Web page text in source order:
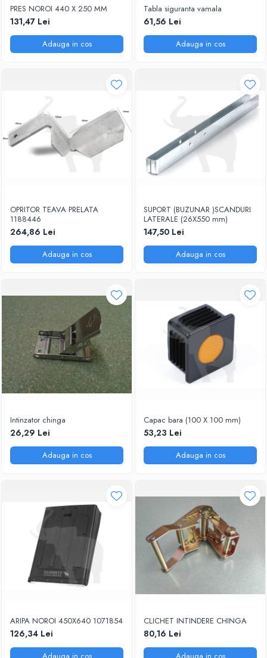
PRES NOROI 440 X 250 MM
131,47 Lei
Adauga in cos
Tabla siguranta vamala
61,56 Lei
Adauga in cos
OPRITOR TEAVA PRELATA
1188446
264,86 Lei
Adauga in cos
SUPORT (BUZUNAR )SCANDURI
LATERALE (26X550 mm)
147,50 Lei
Adauga in cos
Intinzator chinga
26,29 Lei
Adauga in cos
Capac bara (100 X 100 mm)
53,23 Lei
Adauga in cos
ARIPA NOROI 450X640 1071854
126,34 Lei
CLICHET INTINDERE CHINGA
80,16 Lei